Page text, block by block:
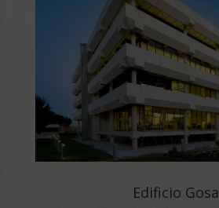
Edificio Gosa